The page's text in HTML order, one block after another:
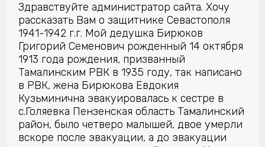
Здравствуйте администратор сайта. Хочу
рассказать Вам о защитнике Севастополя
1941-1942 г.г. Мой дедушка Бирюков
Григорий Семенович рожденный 14 октября
1913 года рождения, призванный
Тамалинским РВК в 1935 году, так написано
в РВК, жена Бирюкова Евдокия
Кузьминична эвакуировалась к сестре в
с.Голяевка Пензенская область Тамалинский
район, было четверо малышей, двое умерли
вскоре после эвакуации, а до эвакуации